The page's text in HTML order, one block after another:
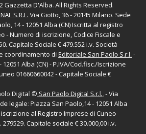
Gazzetta D'Alba. All Rights Reserved.
S.R.L. Via Giotto, 36 - 20145 Milano. Sede
14 - 12051 Alba (CN) Iscritta al registro
- Numero di iscrizione, Codice Fiscale e
Capitale Sociale € 479.552 i.v. Società
coordinamento di Editoriale San Paolo S.r.l. -
Alba (CN) - P.IVA/Cod.fisc./Iscrizione
01660660042 - Capitale Sociale €
Digital © San Paolo Digital S.r.l., - Via
legale: Piazza San Paolo,14 - 12051 Alba
iscrizione al Registro Imprese di Cuneo
279529. Capitale sociale € 30.000,00 i.v.